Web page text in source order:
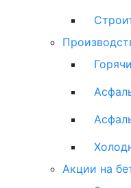
Акции на